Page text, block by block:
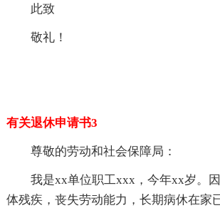
此致
敬礼！
有关退休申请书3
尊敬的劳动和社会保障局：
我是xx单位职工xxx，今年xx岁。
体残疾，丧失劳动能力，长期病休在家